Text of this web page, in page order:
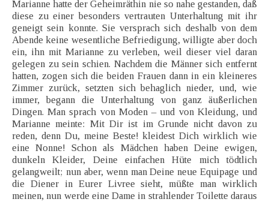
Marianne hatte der Geheimräthin nie so nahe gestanden, daß
diese zu einer besonders vertrauten Unterhaltung mit ihr
geneigt sein konnte. Sie versprach sich deshalb von dem
Abende keine wesentliche Befriedigung, willigte aber doch
ein, ihn mit Marianne zu verleben, weil dieser viel daran
gelegen zu sein schien. Nachdem die Männer sich entfernt
hatten, zogen sich die beiden Frauen dann in ein kleineres
Zimmer zurück, setzten sich behaglich nieder, und, wie
immer, begann die Unterhaltung von ganz äußerlichen
Dingen. Man sprach von Moden – und von Kleidung, und
Marianne meinte: Mit Dir ist im Grunde nicht davon zu
reden, denn Du, meine Beste! kleidest Dich wirklich wie
eine Nonne! Schon als Mädchen haben Deine ewigen,
dunkeln Kleider, Deine einfachen Hüte mich tödtlich
gelangweilt; nun aber, wenn man Deine neue Equipage und
die Diener in Eurer Livree sieht, müßte man wirklich
meinen, nun werde eine Dame in strahlender Toilette daraus